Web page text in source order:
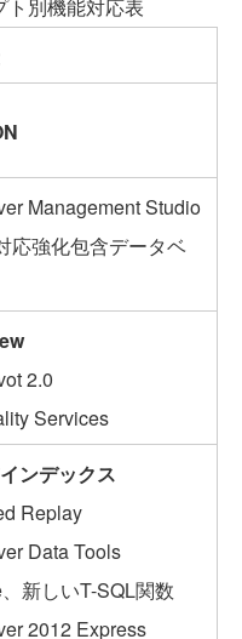
ト別機能対応表
Management Studio
応強化包含データベ
2.0
Services
ンデックス
Replay
Data Tools
新しいT-SQL関数
2012 Express